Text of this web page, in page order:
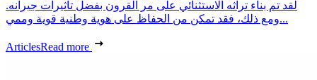
لقد تم بناء تراثه الاستثنائي على مر القرون بفضل تأثيرات جيرانه.
ومع ذلك، فقد تمكن من الحفاظ على هوية وطنية قوية وممي...
ArticlesRead more